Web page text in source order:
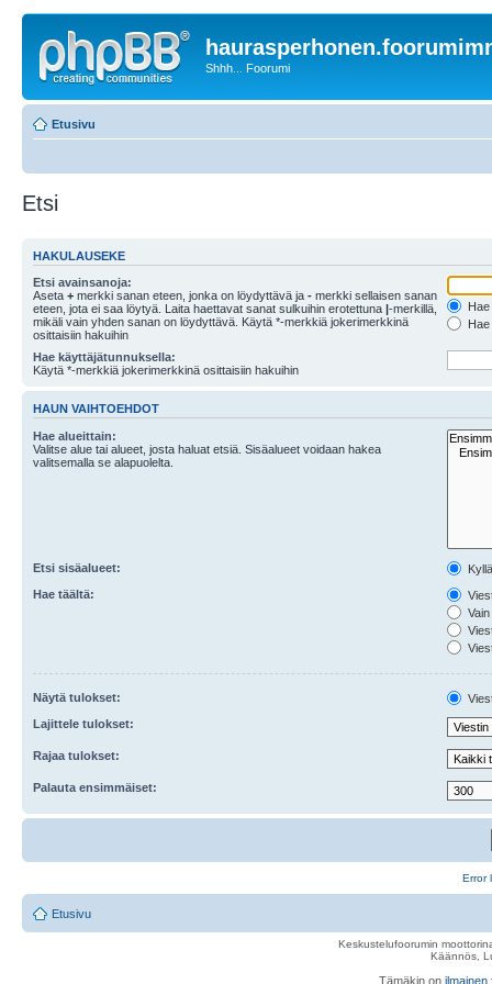
Shhh... Foorumi
Etusivu
Etsi
HAKULAUSEKE
Etsi avainsanoja:
Aseta + merkki sanan eteen, jonka on löydyttävä ja - merkki sellaisen sanan
eteen, jota ei saa löytyä. Laita haettavat sanat sulkuihin erotettuna |-merkillä,
mikäli vain yhden sanan on löydyttävä. Käytä *-merkkiä jokerimerkkinä
osittaisiin hakuihin
Hae käyttäjätunnuksella:
Käytä *-merkkiä jokerimerkkinä osittaisiin hakuihin
HAUN VAIHTOEHDOT
Hae alueittain:
Valitse alue tai alueet, josta haluat etsiä. Sisäalueet voidaan hakea
valitsemalla se alapuolelta.
Etsi sisäalueet:
Hae täältä:
Näytä tulokset:
Lajittele tulokset:
Rajaa tulokset:
Palauta ensimmäiset:
Error
Etusivu
Keskustelufoorumin
Käännös,
Tämäkin on ilmainen